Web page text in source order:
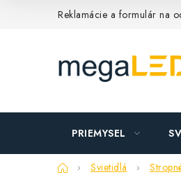
Reklamácie a formulár na
PRIEMYSEL
DomovSvietidlá